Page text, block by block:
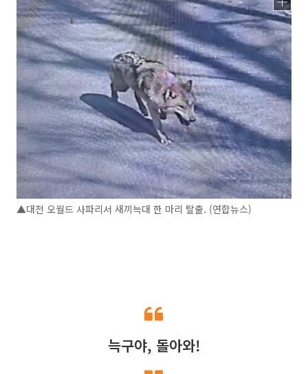
▲대전 오월드 사파리서 새끼늑대 한 마리 탈출. (연합뉴스)
늑구야, 돌아와!